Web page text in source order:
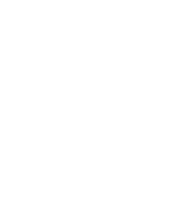
。，还听见自己加速的心跳声……
影卫，闯宫廷斗权贵，赴边关平定异族战
口相对、父母冤案、连环下毒……她于绝境